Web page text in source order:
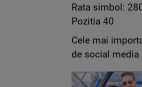
Rata simbol:
Pozitia 40
Cele mai
de social media